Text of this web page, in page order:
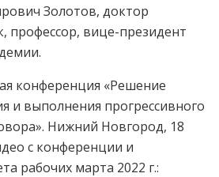
Золотов, доктор
профессор, вице-президент
конференция «Решение
и выполнения прогрессивного
Нижний Новгород, 18
с конференции и
рабочих марта 2022 г.: